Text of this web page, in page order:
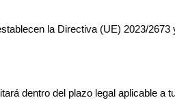
la Directiva (UE) 2023/2673
dentro del plazo legal aplicable a